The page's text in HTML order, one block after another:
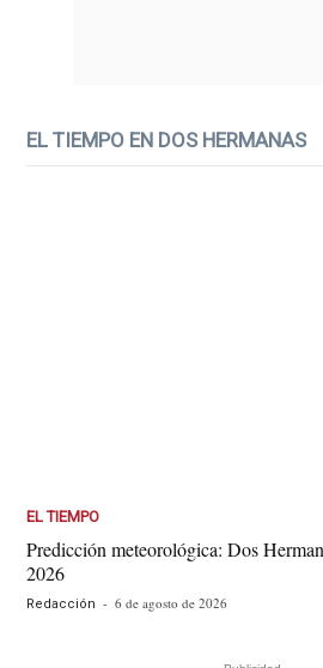
EL TIEMPO EN DOS HERMANAS
EL TIEMPO
Predicción meteorológica: Dos
2026
Redacción - 6 de agosto de 2026